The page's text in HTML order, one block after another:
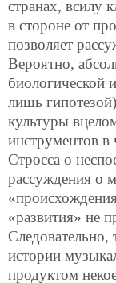
странах, всилу
в стороне от
позволяет
Вероятно,
биологической
лишь
культуры
инструментов в
Стросса о
рассуждения о
«развития» не
Следовательно,
истории
продуктом